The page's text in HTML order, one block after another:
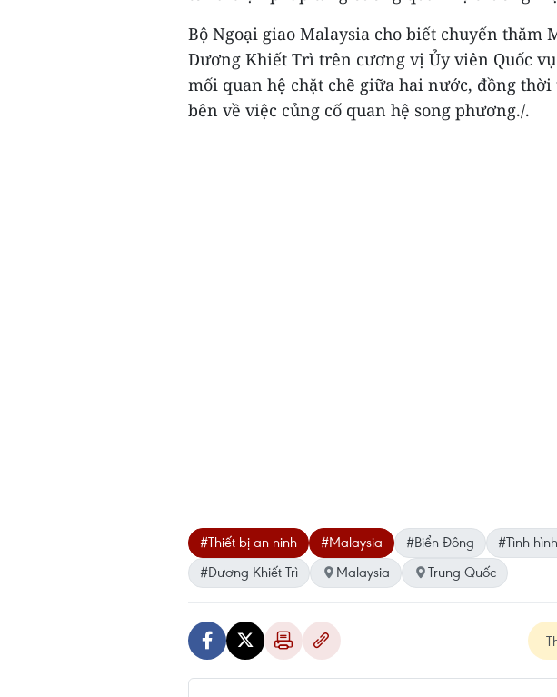
Bộ Ngoại giao Malaysia cho biết chuyến thăm
Dương Khiết Trì trên cương vị Ủy viên Quốc
mối quan hệ chặt chẽ giữa hai nước, đồng
bên về việc củng cố quan hệ song phương./.
#Thiết bị an ninh #Malaysia #Biển Đông #Tình
#Dương Khiết Trì
Malaysia Trung Quốc